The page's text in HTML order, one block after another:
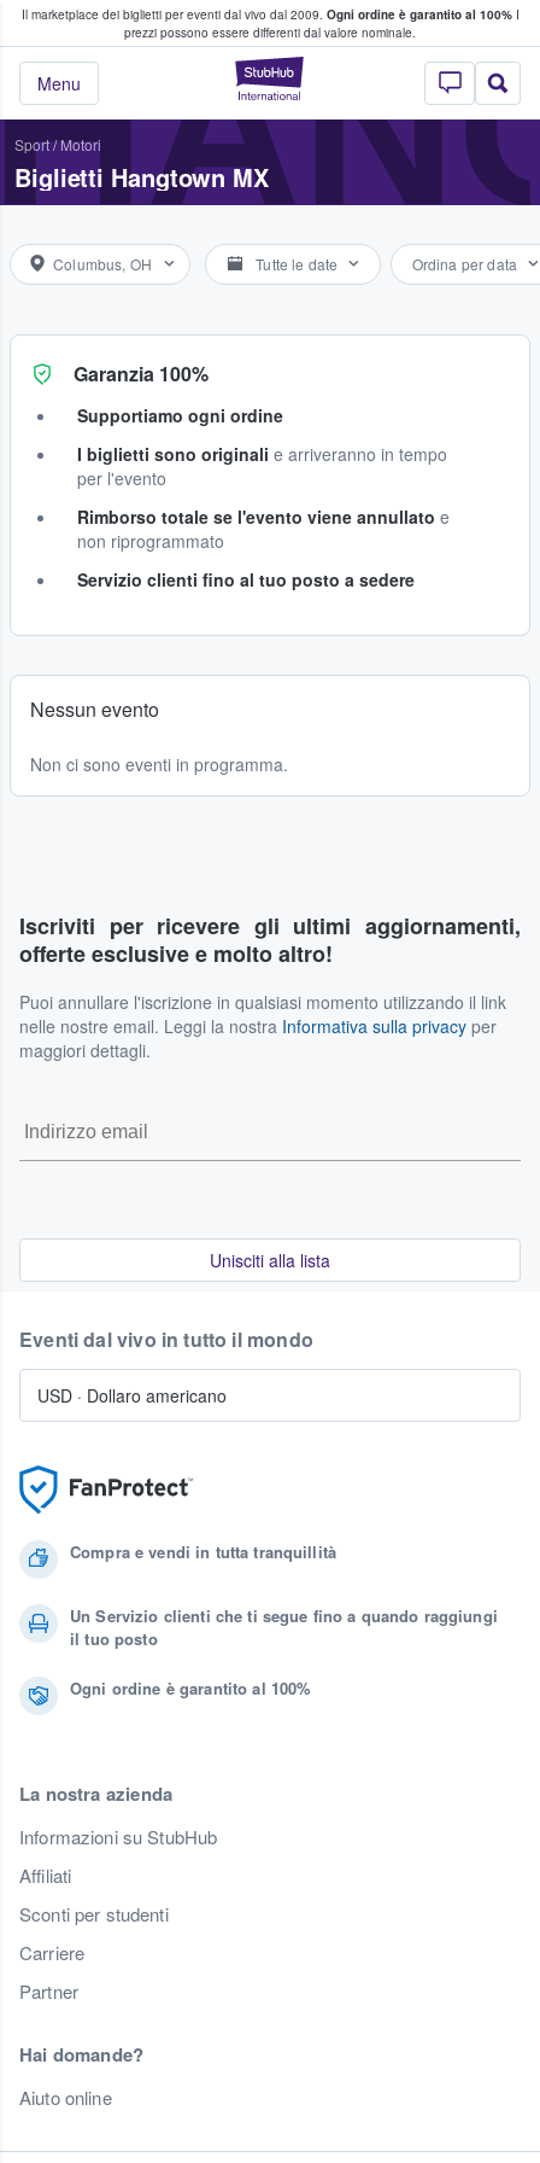
Il marketplace dei biglietti per eventi dal vivo dal 2009. Ogni ordine è garantito al 100%I
prezzi possono essere differenti dal valore nominale.
StubHub - Dove
Menu
fan comprano e vendono biglietti
Sport/Motori
Biglietti Hangtown MX
Columbus, OH Tutte le date Ordina per data
Garanzia 100%
Supportiamo ogni ordine
I biglietti sono originali e arriveranno in tempo
per l'evento
Rimborso totale se l'evento viene annullato e
non riprogrammato
Servizio clienti fino al tuo posto a sedere
Nessun evento
Non ci sono eventi in programma.
Iscriviti per ricevere gli ultimi aggiornamenti,
offerte esclusive e molto altro!
Puoi annullare l'iscrizione in qualsiasi momento utilizzando il link
nelle nostre email. Leggi la nostra Informativa sulla privacy per
maggiori dettagli.
Unisciti alla lista
Compra e vendi in tutta tranquillità
Un Servizio clienti che ti segue fino a quando raggiungi
il tuo posto
Ogni ordine è garantito al 100%
La nostra azienda
Informazioni su StubHub
Affiliati
Sconti per studenti
Carriere
Partner
Hai domande?
Aiuto online
Eventi dal vivo in tutto il mondo
USD · Dollaro americano